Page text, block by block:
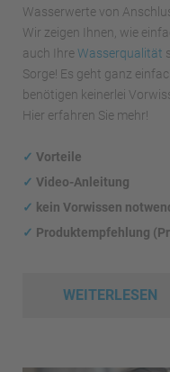
Wasserwerte von
Wir zeigen Ihnen, wie
auch IhreWasserqualität
Sorge! Es geht ganz
benötigen keinerlei
Hier erfahren Sie mehr!
✓ Vorteile
✓ Video-Anleitung
✓ kein Vorwissen
✓ Produktempfehlung
WEITERLESEN